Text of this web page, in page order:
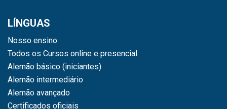
LÍNGUAS
Nosso ensino
Todos os Cursos online e presencial
Alemão básico (iniciantes)
Alemão intermediário
Alemão avançado
Certificados oficiais